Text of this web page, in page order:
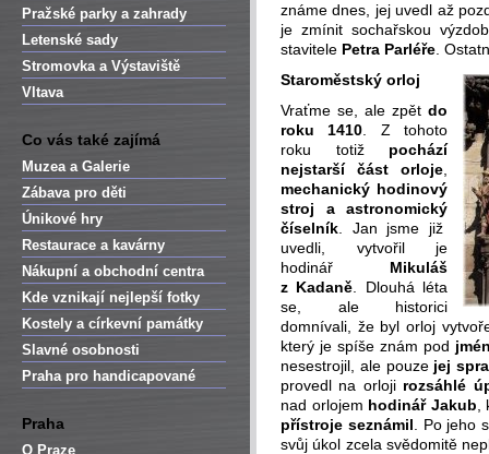
Pražské parky a zahrady
Letenské sady
Stromovka a Výstaviště
Vltava
Co vás také zajímá
Muzea a Galerie
Zábava pro děti
Únikové hry
Restaurace a kavárny
Nákupní a obchodní centra
Kde vznikají nejlepší fotky
Kostely a církevní památky
Slavné osobnosti
Praha pro handicapované
Praha
O Praze
známe dnes, jej uvedl až
je zmínit sochařskou
stavitele Petra Parléře .
Staroměstský orloj
Vraťme se, ale zpět do
roku 1410 . Z tohoto
roku totiž pochází
nejstarší část orloje
mechanický hodinový
stroj a astronomický
číselník . Jan jsme již
uvedli, vytvořil je
hodinář Mikuláš
z Kadaně . Dlouhá léta
se, ale historici
domnívali, že byl orloj
který je spíše znám pod
nesestrojil, ale pouze jej
provedl na orloji rozsáhlé
nad orlojem hodinář Jakub
přístroje seznámil . Po jeho
svůj úkol zcela svědomitě